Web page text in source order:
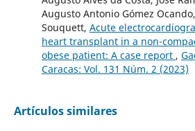
Augusto Antonio Gómez
Souquett, Acute
heart transplant in a non-
obese patient: A case report ,
Caracas: Vol. 131 Núm. 2 (2023)
Artículos similares